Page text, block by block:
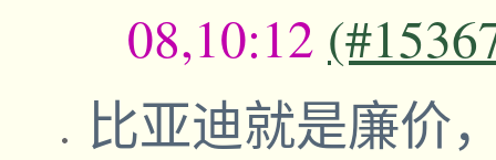
08,10:12
比亚迪就是廉价